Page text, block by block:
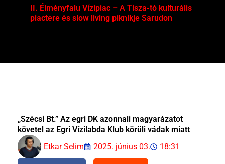
II. Élményfalu Vízipiac – A Tisza-tó kulturális
piactere és slow living piknikje Sarudon
„Szécsi Bt.” Az egri DK azonnali magyarázatot
követel az Egri Vízilabda Klub körüli vádak miatt
Etkar Selim
2025. június 03. 18:31